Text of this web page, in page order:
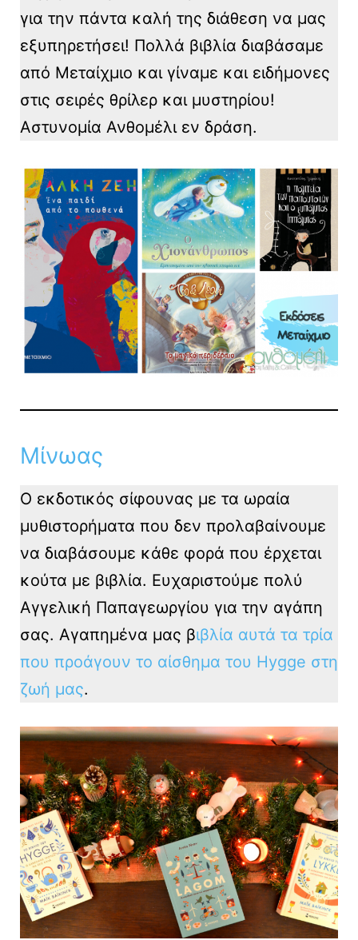
για την πάντα καλή της διάθεση να μας
εξυπηρετήσει! Πολλά βιβλία διαβάσαμε
από Μεταίχμιο και γίναμε και ειδήμονες
στις σειρές θρίλερ και μυστηρίου!
Αστυνομία Ανθομέλι εν δράση.
Μίνωας
Ο εκδοτικός σίφουνας με τα ωραία
μυθιστορήματα που δεν προλαβαίνουμε
να διαβάσουμε κάθε φορά που έρχεται
κούτα με βιβλία. Ευχαριστούμε πολύ
Αγγελική Παπαγεωργίου για την αγάπη
σας. Αγαπημένα μας βιβλία αυτά τα τρία
που προάγουν το αίσθημα του Hygge στη
ζωή μας.